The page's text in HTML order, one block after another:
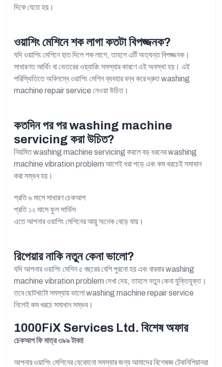
দিকে যেতে হয়।
ওয়াশিং মেশিনে শক লাগা কতটা বিপজ্জনক?
যদি ওয়াশিং মেশিনে হাত দিলে শক লাগে, তাহলে এটি অত্যন্ত বিপজ্জনক।
সাধারণত আর্থিং বা ভেতরের ওয়্যারিং সমস্যার কারণে এই অবস্থা হয়। এই
পরিস্থিতিতে অবিলম্বে ওয়াশিং মেশিন ব্যবহার বন্ধ করে দ্রুত washing
machine repair service নেওয়া উচিত।
কতদিন পর পর washing machine
servicing করা উচিত?
নিয়মিত washing machine servicing করলে বড় ধরনের washing
machine vibration problem আগেই ধরা পড়ে এবং কম খরচেই সমাধান
করা সম্ভব হয়।
প্রতি ৬ মাসে সাধারণ চেকআপ
প্রতি ১২ মাসে ফুল সার্ভিস
এতে আপনার ওয়াশিং মেশিনের আয়ু অনেক বেড়ে যায়।
রিপেয়ার নাকি নতুন কেনা ভালো?
যদি আপনার ওয়াশিং মেশিন ৫ বছরের বেশি পুরনো হয় এবং বারবার washing
machine vibration problem দেখা দেয়, তাহলে নতুন কেনা যুক্তিযুক্ত।
তবে ছোটখাটো সমস্যায় ভালো washing machine repair service
নিলেই কম খরচে সমাধান সম্ভব।
1000FiX Services Ltd. বিশেষ অফার
চেকআপ ফি মাত্র ৩৯৯ টাকা!
আপনার ওয়াশিং মেশিনের যেকোনো সমস্যার জন্য আমাদের বিশেষজ্ঞ টেকনিশিয়ানরা